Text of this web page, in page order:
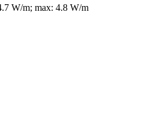
W/m; max: 4.8 W/m